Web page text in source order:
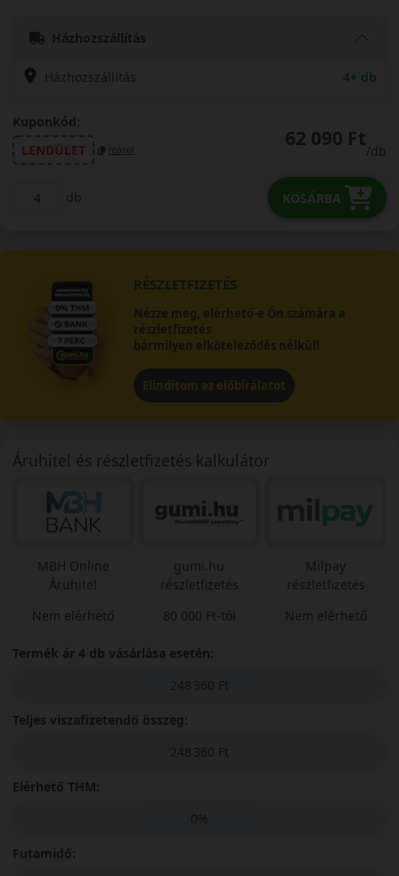
Házhozszállítás
Házhozszállítás 4+ db
Kuponkód:
LENDÜLET
másol 62 090 Ft
/db
db KOSÁRBA
RÉSZLETFIZETÉS
Nézze meg, elérhető-e Ön számára a
részletfizetés
bármilyen elköteleződés nélkül!
Elindítom az előbírálatot
Áruhitel és részletfizetés kalkulátor
MBH Online
Áruhitel
Nem elérhető
gumi.hu
részletfizetés
80 000 Ft-tól
Milpay
részletfizetés
Nem elérhető
Termék ár 4 db vásárlása esetén:
248 360 Ft
Teljes viszafizetendő összeg:
248 360 Ft
Elérhető THM:
0%
Futamidő: